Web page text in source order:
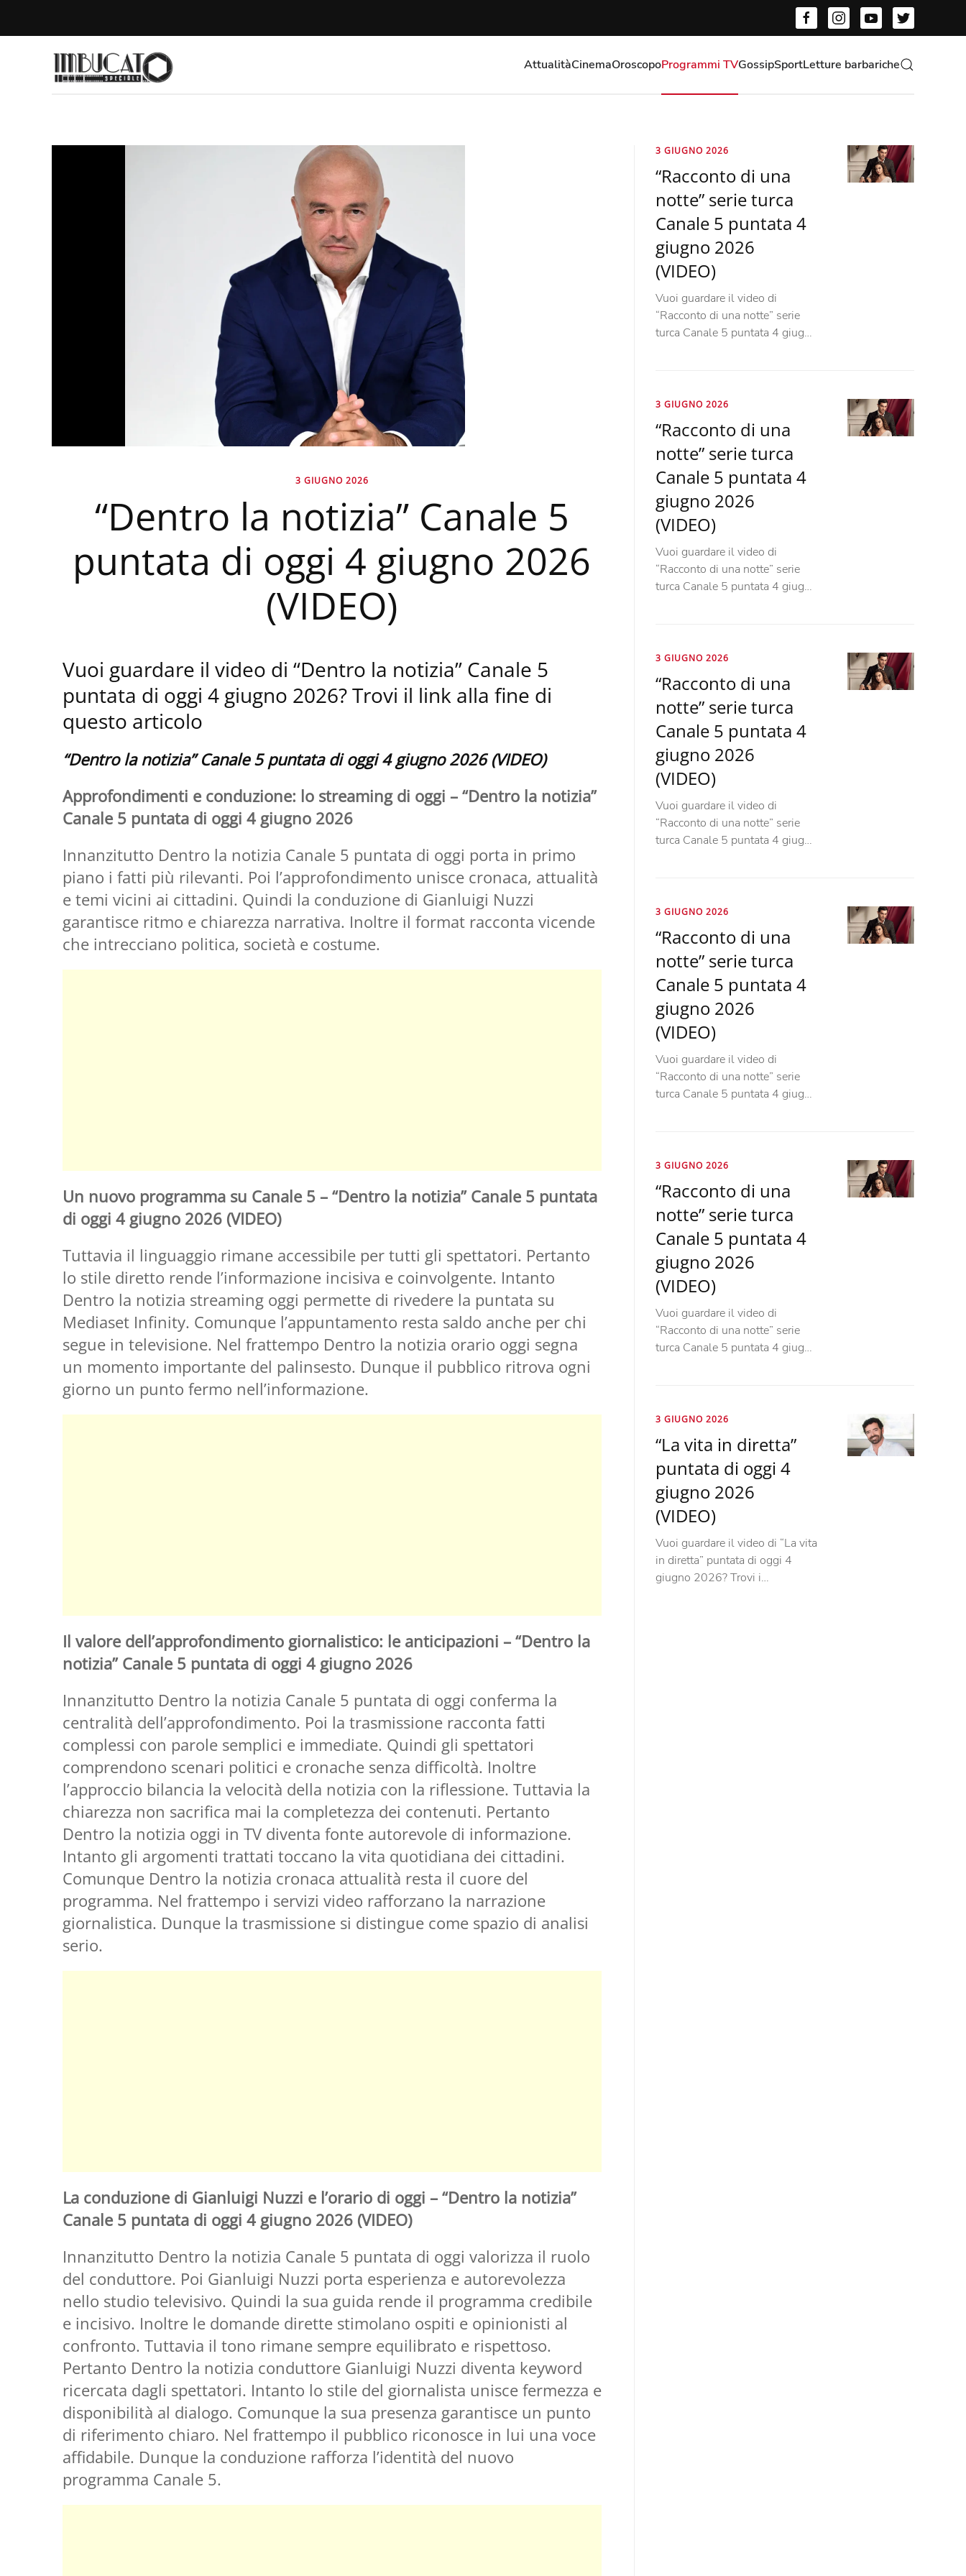
AttualitàCinemaOroscopoProgrammi TVGossipSportLetture barbariche
3 GIUGNO 2026
“Dentro la notizia” Canale 5
puntata di oggi 4 giugno 2026
(VIDEO)
Vuoi guardare il video di “Dentro la notizia” Canale 5
puntata di oggi 4 giugno 2026? Trovi il link alla fine di
questo articolo
“Dentro la notizia” Canale 5 puntata di oggi 4 giugno 2026 (VIDEO)
Approfondimenti e conduzione: lo streaming di oggi – “Dentro la notizia”
Canale 5 puntata di oggi 4 giugno 2026
Innanzitutto Dentro la notizia Canale 5 puntata di oggi porta in primo
piano i fatti più rilevanti. Poi l’approfondimento unisce cronaca, attualità
e temi vicini ai cittadini. Quindi la conduzione di Gianluigi Nuzzi
garantisce ritmo e chiarezza narrativa. Inoltre il format racconta vicende
che intrecciano politica, società e costume.
Un nuovo programma su Canale 5 – “Dentro la notizia” Canale 5 puntata
di oggi 4 giugno 2026 (VIDEO)
Tuttavia il linguaggio rimane accessibile per tutti gli spettatori. Pertanto
lo stile diretto rende l’informazione incisiva e coinvolgente. Intanto
Dentro la notizia streaming oggi permette di rivedere la puntata su
Mediaset Infinity. Comunque l’appuntamento resta saldo anche per chi
segue in televisione. Nel frattempo Dentro la notizia orario oggi segna
un momento importante del palinsesto. Dunque il pubblico ritrova ogni
giorno un punto fermo nell’informazione.
Il valore dell’approfondimento giornalistico: le anticipazioni – “Dentro la
notizia” Canale 5 puntata di oggi 4 giugno 2026
Innanzitutto Dentro la notizia Canale 5 puntata di oggi conferma la
centralità dell’approfondimento. Poi la trasmissione racconta fatti
complessi con parole semplici e immediate. Quindi gli spettatori
comprendono scenari politici e cronache senza difficoltà. Inoltre
l’approccio bilancia la velocità della notizia con la riflessione. Tuttavia la
chiarezza non sacrifica mai la completezza dei contenuti. Pertanto
Dentro la notizia oggi in TV diventa fonte autorevole di informazione.
Intanto gli argomenti trattati toccano la vita quotidiana dei cittadini.
Comunque Dentro la notizia cronaca attualità resta il cuore del
programma. Nel frattempo i servizi video rafforzano la narrazione
giornalistica. Dunque la trasmissione si distingue come spazio di analisi
serio.
La conduzione di Gianluigi Nuzzi e l’orario di oggi – “Dentro la notizia”
Canale 5 puntata di oggi 4 giugno 2026 (VIDEO)
Innanzitutto Dentro la notizia Canale 5 puntata di oggi valorizza il ruolo
del conduttore. Poi Gianluigi Nuzzi porta esperienza e autorevolezza
nello studio televisivo. Quindi la sua guida rende il programma credibile
e incisivo. Inoltre le domande dirette stimolano ospiti e opinionisti al
confronto. Tuttavia il tono rimane sempre equilibrato e rispettoso.
Pertanto Dentro la notizia conduttore Gianluigi Nuzzi diventa keyword
ricercata dagli spettatori. Intanto lo stile del giornalista unisce fermezza e
disponibilità al dialogo. Comunque la sua presenza garantisce un punto
di riferimento chiaro. Nel frattempo il pubblico riconosce in lui una voce
affidabile. Dunque la conduzione rafforza l’identità del nuovo
programma Canale 5.
3 GIUGNO 2026
“Racconto di una
notte” serie turca
Canale 5 puntata 4
giugno 2026
(VIDEO)
Vuoi guardare il video di
“Racconto di una notte” serie
turca Canale 5 puntata 4 giug…
3 GIUGNO 2026
“Racconto di una
notte” serie turca
Canale 5 puntata 4
giugno 2026
(VIDEO)
Vuoi guardare il video di
“Racconto di una notte” serie
turca Canale 5 puntata 4 giug…
3 GIUGNO 2026
“Racconto di una
notte” serie turca
Canale 5 puntata 4
giugno 2026
(VIDEO)
Vuoi guardare il video di
“Racconto di una notte” serie
turca Canale 5 puntata 4 giug…
3 GIUGNO 2026
“Racconto di una
notte” serie turca
Canale 5 puntata 4
giugno 2026
(VIDEO)
Vuoi guardare il video di
“Racconto di una notte” serie
turca Canale 5 puntata 4 giug…
3 GIUGNO 2026
“Racconto di una
notte” serie turca
Canale 5 puntata 4
giugno 2026
(VIDEO)
Vuoi guardare il video di
“Racconto di una notte” serie
turca Canale 5 puntata 4 giug…
3 GIUGNO 2026
“La vita in diretta”
puntata di oggi 4
giugno 2026
(VIDEO)
Vuoi guardare il video di “La vita
in diretta” puntata di oggi 4
giugno 2026? Trovi i…